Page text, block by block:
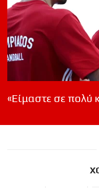
«Είμαστε σε πολύ